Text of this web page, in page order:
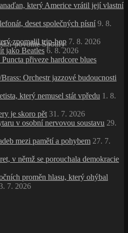
povolíte Spotify
který Americe vrátil její vlastní
deset společných písní 9. 8.
zpomalil trip‑hop 7. 8. 2026
jako Beatles 6. 8. 2026
přiveze hardcore blues
Orchestr jazzové budoucnosti
který nemusel stát vpředu 1. 8.
je skoro pět 31. 7. 2026
v osobní nervovou soustavu 29.
mezi pamětí a pohybem 27. 7.
v němž se porouchala demokracie
proměn hlasu, který ohýbal
7. 2026